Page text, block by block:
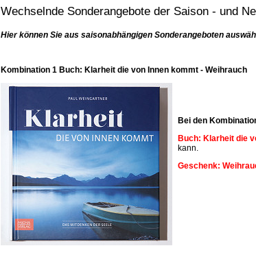
Wechselnde Sonderangebote der Saison - und
Hier können Sie aus saisonabhängigen Sonderangeboten
Kombination 1 Buch: Klarheit die von Innen kommt - Weihrauch
Bei den
Buch: Klarheit die
kann.
Geschenk: